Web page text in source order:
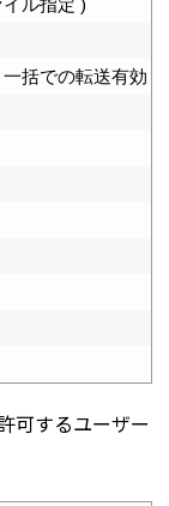
括での転送有効
可するユーザー